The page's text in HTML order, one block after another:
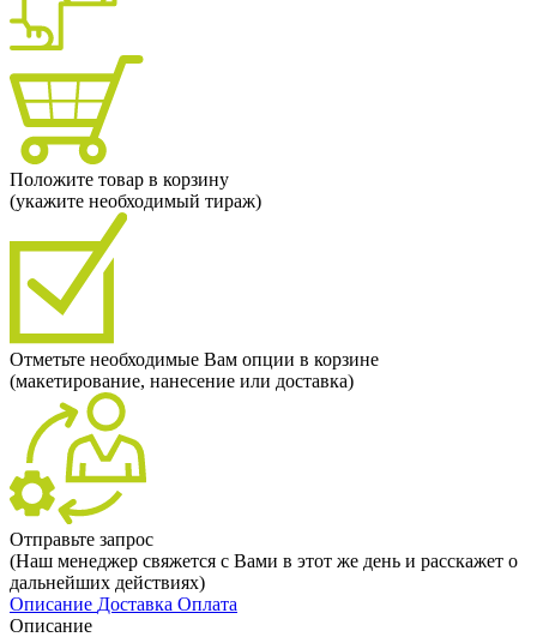
Положите товар в корзину
(укажите необходимый тираж)
Отметьте необходимые Вам опции в корзине
(макетирование, нанесение или доставка)
Отправьте запрос
(Наш менеджер свяжется с Вами в этот же день и расскажет о
дальнейших действиях)
Описание Доставка Оплата
Описание